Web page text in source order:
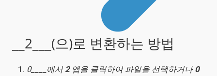
__2___(으)로 변환하는 방법
0____에서 2앱을 클릭하여 파일을 선택하거나 0